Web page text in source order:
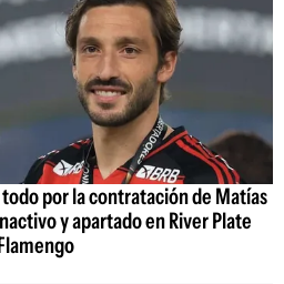
por la contratación de Matías
y apartado en River Plate